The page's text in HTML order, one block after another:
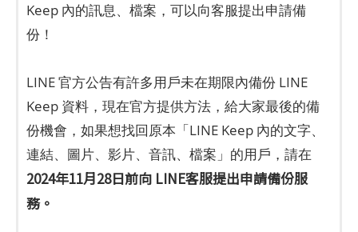
Keep 內的訊息、檔案，可以向客服提出申請備
份！
LINE 官方公告有許多用戶未在期限內備份 LINE
Keep 資料，現在官方提供方法，給大家最後的備
份機會，如果想找回原本「LINE Keep 內的文字、
連結、圖片、影片、音訊、檔案」的用戶，請在
2024年11月28日前向 LINE客服提出申請備份服
務。